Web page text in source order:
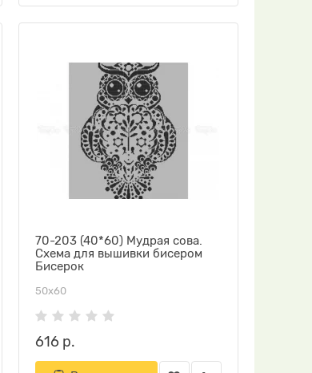
70-203 (40*60) Мудрая сова.
Схема для вышивки бисером
Бисерок
50х60
616 р.